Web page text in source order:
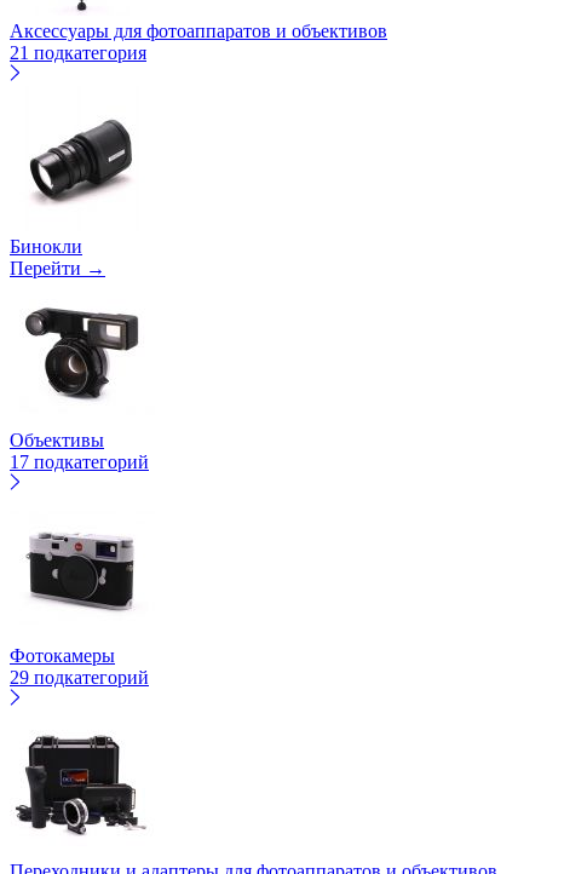
Аксессуары для фотоаппаратов и объективов
21 подкатегория
Бинокли
Перейти →
Объективы
17 подкатегорий
Фотокамеры
29 подкатегорий